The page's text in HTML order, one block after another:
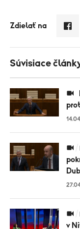
Zdielať na
Súvisiace
v